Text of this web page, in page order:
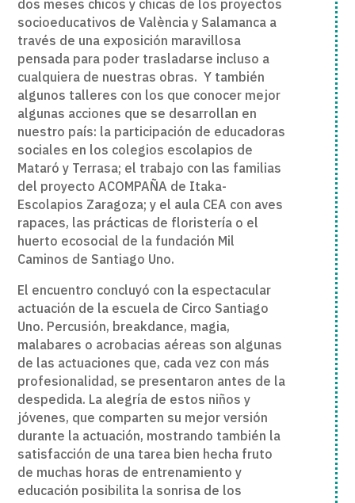
dos meses chicos y chicas de los proyectos
socioeducativos de València y Salamanca a
través de una exposición maravillosa
pensada para poder trasladarse incluso a
cualquiera de nuestras obras. Y también
algunos talleres con los que conocer mejor
algunas acciones que se desarrollan en
nuestro país: la participación de educadoras
sociales en los colegios escolapios de
Mataró y Terrasa; el trabajo con las familias
del proyecto ACOMPAÑA de Itaka-
Escolapios Zaragoza; y el aula CEA con aves
rapaces, las prácticas de floristería o el
huerto ecosocial de la fundación Mil
Caminos de Santiago Uno.
El encuentro concluyó con la espectacular
actuación de la escuela de Circo Santiago
Uno. Percusión, breakdance, magia,
malabares o acrobacias aéreas son algunas
de las actuaciones que, cada vez con más
profesionalidad, se presentaron antes de la
despedida. La alegría de estos niños y
jóvenes, que comparten su mejor versión
durante la actuación, mostrando también la
satisfacción de una tarea bien hecha fruto
de muchas horas de entrenamiento y
educación posibilita la sonrisa de los